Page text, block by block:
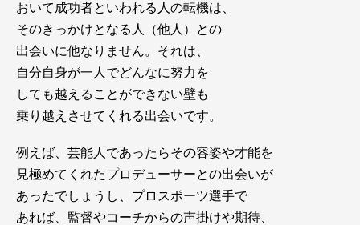
おいて成功者といわれる人の転機は、
そのきっかけとなる人（他人）との
出会いに他なりません。それは、
自分自身が一人でどんなに努力を
しても越えることができない壁も
乗り越えさせてくれる出会いです。
例えば、芸能人であったらその容姿や才能を
見極めてくれたプロデューサーとの出会いが
あったでしょうし、プロスポーツ選手で
あれば、監督やコーチからの声掛けや期待、